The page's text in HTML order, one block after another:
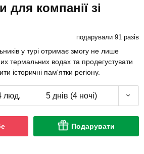
для компанії зі
подарували 91 разів
у турі отримає змогу не лише
термальних водах та продегустувати
історичні пам'ятки регіону.
люд. 5 днів (4 ночі)
Подарувати